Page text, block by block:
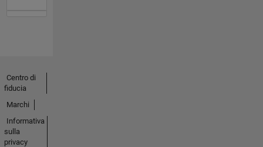
Centro di
fiducia
Marchi
Informativa
sulla
privacy